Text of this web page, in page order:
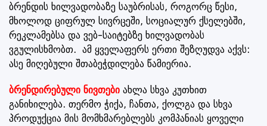
ბრენდის ხილვადობაზე საუბრისას, როგორც წესი,
მხოლოდ ციფრულ სივრცეში, სოციალურ ქსელებში,
რეკლამებსა და ვებ-საიტებზე ხილვადობას
ვგულისხმობთ. ამ ყველაფერს ერთი შეზღუდვა აქვს:
ასე მიღებული შთაბეჭდილება წამიერია.
ბრენდირებული ნივთები ახლა სხვა კუთხით
განიხილება. თერმო ჭიქა, ჩანთა, ქოლგა და სხვა
პროდუქცია მის მომხმარებლებს კომპანიას ყოველი